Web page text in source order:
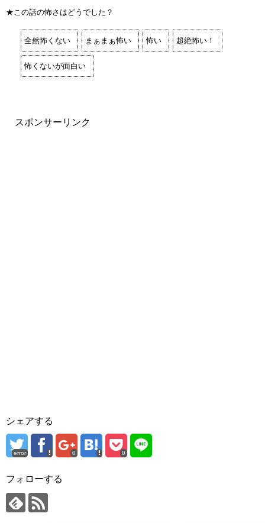
★この話の怖さはどうでした？
全然怖くない まぁまぁ怖い 怖い 超絶怖い！
怖くないが面白い
スポンサーリンク
シェアする
error 0 0
フォローする